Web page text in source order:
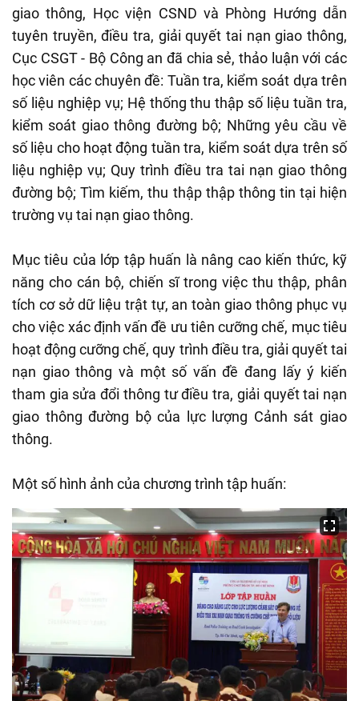
giao thông, Học viện CSND và Phòng Hướng dẫn
tuyên truyền, điều tra, giải quyết tai nạn giao thông,
Cục CSGT - Bộ Công an đã chia sẻ, thảo luận với các
học viên các chuyên đề: Tuần tra, kiểm soát dựa trên
số liệu nghiệp vụ; Hệ thống thu thập số liệu tuần tra,
kiểm soát giao thông đường bộ; Những yêu cầu về
số liệu cho hoạt động tuần tra, kiểm soát dựa trên số
liệu nghiệp vụ; Quy trình điều tra tai nạn giao thông
đường bộ; Tìm kiếm, thu thập thập thông tin tại hiện
trường vụ tai nạn giao thông.
Mục tiêu của lớp tập huấn là nâng cao kiến thức, kỹ
năng cho cán bộ, chiến sĩ trong việc thu thập, phân
tích cơ sở dữ liệu trật tự, an toàn giao thông phục vụ
cho việc xác định vấn đề ưu tiên cưỡng chế, mục tiêu
hoạt động cưỡng chế, quy trình điều tra, giải quyết tai
nạn giao thông và một số vấn đề đang lấy ý kiến
tham gia sửa đổi thông tư điều tra, giải quyết tai nạn
giao thông đường bộ của lực lượng Cảnh sát giao
thông.
Một số hình ảnh của chương trình tập huấn: